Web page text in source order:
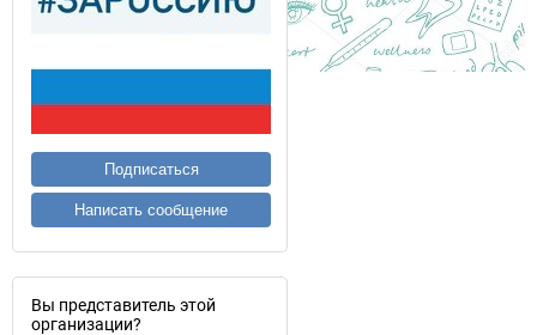
Подписаться
Написать сообщение
Вы представитель этой
организации?